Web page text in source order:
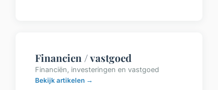
Financien / vastgoed
Financiën, investeringen en vastgoed
Bekijk artikelen →